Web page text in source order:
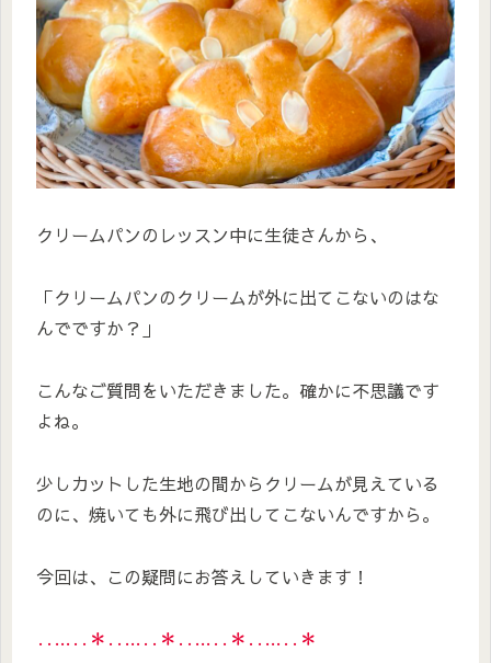
クリームパンのレッスン中に生徒さんから、
「クリームパンのクリームが外に出てこないのはな
んでですか？」
こんなご質問をいただきました。確かに不思議です
よね。
少しカットした生地の間からクリームが見えている
のに、焼いても外に飛び出してこないんですから。
今回は、この疑問にお答えしていきます！
‥…‥＊‥…‥＊‥…‥＊‥…‥＊